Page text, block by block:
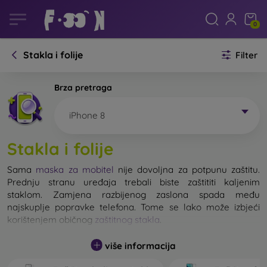
0
Stakla i folije Filter
Brza pretraga
iPhone 8
Stakla i folije
Sama maska za mobitel nije dovoljna za potpunu zaštitu.
Prednju stranu uređaja trebali biste zaštititi kaljenim
staklom. Zamjena razbijenog zaslona spada među
najskuplje popravke telefona. Tome se lako može izbjeći
korištenjem običnog zaštitnog stakla
Nerazbijivo staklo za mobitel ne postoji, ali u većini slučajeva
više informacija